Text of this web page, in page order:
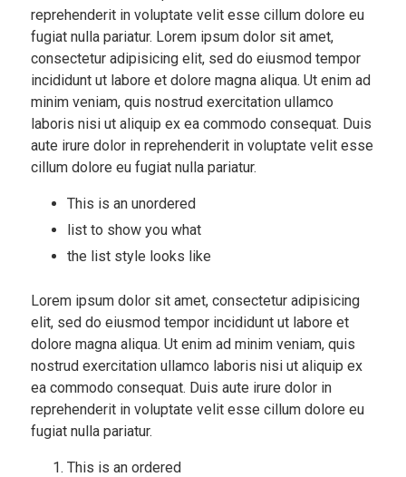
reprehenderit in voluptate velit esse cillum dolore eu
fugiat nulla pariatur. Lorem ipsum dolor sit amet,
consectetur adipisicing elit, sed do eiusmod tempor
incididunt ut labore et dolore magna aliqua. Ut enim ad
minim veniam, quis nostrud exercitation ullamco
laboris nisi ut aliquip ex ea commodo consequat. Duis
aute irure dolor in reprehenderit in voluptate velit esse
cillum dolore eu fugiat nulla pariatur.
This is an unordered
list to show you what
the list style looks like
Lorem ipsum dolor sit amet, consectetur adipisicing
elit, sed do eiusmod tempor incididunt ut labore et
dolore magna aliqua. Ut enim ad minim veniam, quis
nostrud exercitation ullamco laboris nisi ut aliquip ex
ea commodo consequat. Duis aute irure dolor in
reprehenderit in voluptate velit esse cillum dolore eu
fugiat nulla pariatur.
This is an ordered